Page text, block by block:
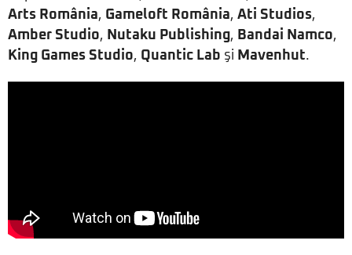
Arts România, Gameloft România, Ati Studios,
Amber Studio, Nutaku Publishing, Bandai Namco,
King Games Studio, Quantic Lab şi Mavenhut.